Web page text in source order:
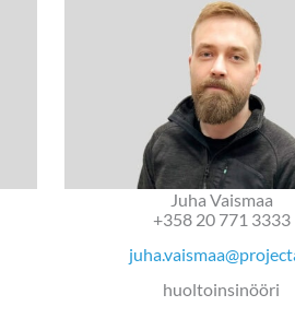
Juha Vaismaa
+358 20 771 3333
huoltoinsinööri